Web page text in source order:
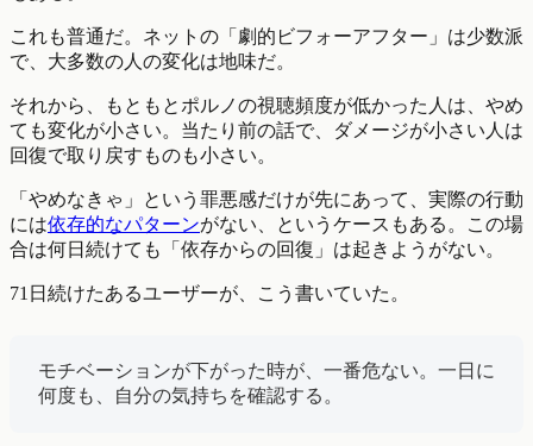
これも普通だ。ネットの「劇的ビフォーアフター」は少数派
で、大多数の人の変化は地味だ。
それから、もともとポルノの視聴頻度が低かった人は、やめ
ても変化が小さい。当たり前の話で、ダメージが小さい人は
回復で取り戻すものも小さい。
「やめなきゃ」という罪悪感だけが先にあって、実際の行動
には依存的なパターンがない、というケースもある。この場
合は何日続けても「依存からの回復」は起きようがない。
71日続けたあるユーザーが、こう書いていた。
モチベーションが下がった時が、一番危ない。一日に
何度も、自分の気持ちを確認する。